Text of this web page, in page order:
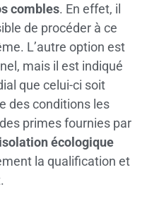
combles. En effet, il
de procéder à ce
L’autre option est
mais il est indiqué
que celui-ci soit
des conditions les
primes fournies par
isolation écologique
la qualification et